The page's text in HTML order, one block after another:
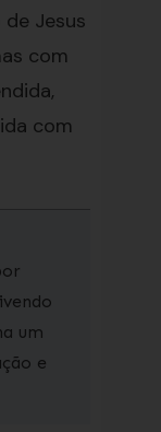
Jesus
com
com
um
e